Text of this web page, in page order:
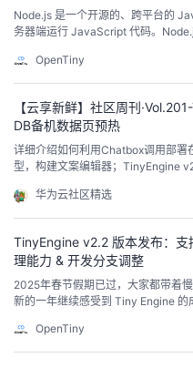
的
课
程
我
的
认
证
我
的
实
验
我
的
收
藏
技
术
支
持
的
云
声
建
议
Node.js 是一个开源的、跨平台的
务器端运行 JavaScript 代码。
应用、命令行工具等。本系列将分
调试能力分析到内置模块新增，从性
OpenTiny
【云享新鲜】社区周刊
DB备机数据页预热
详细介绍如何利用Chatbox调用部
型，构建文案编辑器；TinyEngine
华为云社区精选
TinyEngine v2.2 版本发布：
理能力 & 开发分支调整
2025年春节假期已过，大家都带着
新的一年继续感受到 Tiny Engine 的
由，让开发者在构建复杂应用时更
本的几大亮点与改进 v2.2.0变更特
OpenTiny